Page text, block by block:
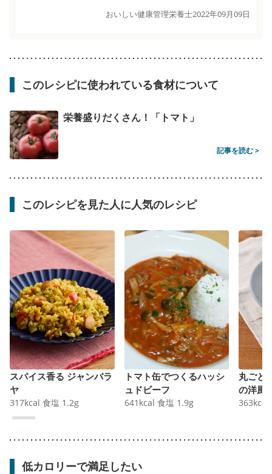
おいしい健康管理栄養士2022年09月09日
このレシピに使われている食材について
栄養盛りだくさん！「トマト」
記事を読む >
このレシピを見た人に人気のレシピ
スパイス香る ジャンバラ
ヤ
317kcal 食塩 1.2g
トマト缶でつくるハッシ
ュドビーフ
641 kcal 食塩 1.9g
丸ごと
の洋風
363kcal
低カロリーで満足したい